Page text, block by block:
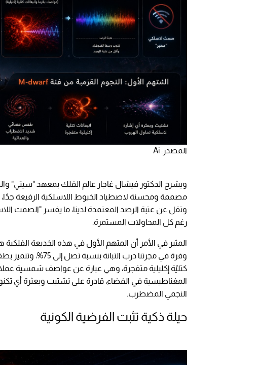
المصدر: Ai
ويشرح الدكتور فيشال غاجار عالم الفلك بمعهد "سيتي"
مصممة ومحسنة لاصطياد الخيوط اللاسلكية الرفيعة
وتقل عن عتبة الرصد المعتمدة لدينا، ما يفسر "الصمت
رغم كل المحاولات المستمرة.
وفرة في مجرتنا درب
كتليّة إكليلية متفجرة، وهي عبارة عن عواصف شمسية
المغناطيسية في الفضاء، قادرة على تشتيت وبعثرة أي
النجمي المضطرب.
حيلة ذكية تثبت الفرضية الكونية